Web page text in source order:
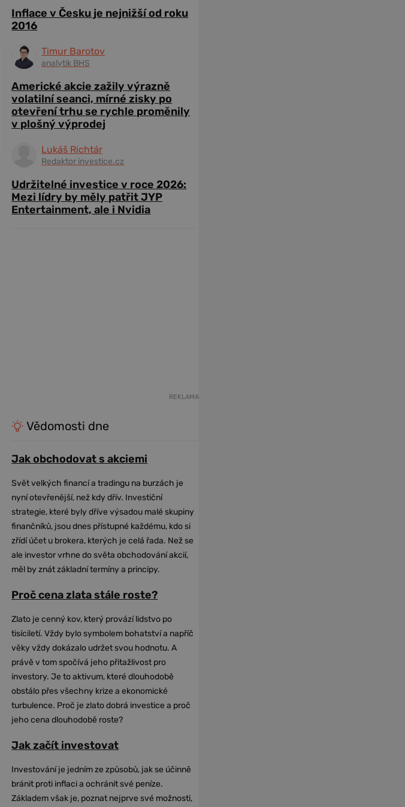
Inflace v Česku je nejnižší od roku
2016
Timur Barotov
analytik BHS
Americké akcie zažily výrazně
volatilní seanci, mírné zisky po
otevření trhu se rychle proměnily
v plošný výprodej
Lukáš Richtár
Redaktor investice.cz
Udržitelné investice v roce 2026:
Mezi lídry by měly patřit JYP
Entertainment, ale i Nvidia
REKLAMA
Vědomosti dne
Jak obchodovat s akciemi
Svět velkých financí a tradingu na burzách je
nyní otevřenější, než kdy dřív. Investiční
strategie, které byly dříve výsadou malé skupiny
finančníků, jsou dnes přístupné každému, kdo si
zřídí účet u brokera, kterých je celá řada. Než se
ale investor vrhne do světa obchodování akcií,
měl by znát základní termíny a principy.
Proč cena zlata stále roste?
Zlato je cenný kov, který provází lidstvo po
tisíciletí. Vždy bylo symbolem bohatství a napříč
věky vždy dokázalo udržet svou hodnotu. A
právě v tom spočívá jeho přitažlivost pro
investory. Je to aktivum, které dlouhodobě
obstálo přes všechny krize a ekonomické
turbulence. Proč je zlato dobrá investice a proč
jeho cena dlouhodobě roste?
Jak začít investovat
Investování je jedním ze způsobů, jak se účinně
bránit proti inflaci a ochránit své peníze.
Základem však je, poznat nejprve své možnosti,